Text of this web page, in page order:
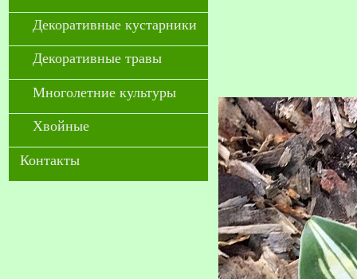
Декоративные кустарники
Декоративные травы
Многолетние культуры
Хвойные
Контакты